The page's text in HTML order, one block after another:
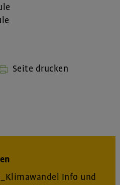
Seite drucken
Info und